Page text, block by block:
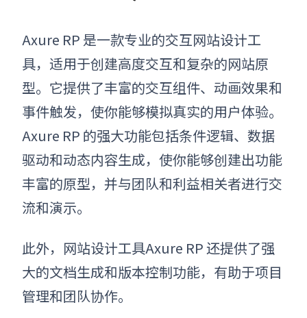
Axure RP 是一款专业的交互网站设计工
具，适用于创建高度交互和复杂的网站原
型。它提供了丰富的交互组件、动画效果和
事件触发，使你能够模拟真实的用户体验。
Axure RP 的强大功能包括条件逻辑、数据
驱动和动态内容生成，使你能够创建出功能
丰富的原型，并与团队和利益相关者进行交
流和演示。
此外，网站设计工具Axure RP 还提供了强
大的文档生成和版本控制功能，有助于项目
管理和团队协作。